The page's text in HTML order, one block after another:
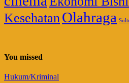
Kesehatan Olahraga
You missed
Hukum/Kriminal